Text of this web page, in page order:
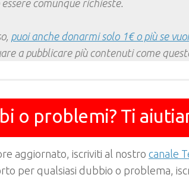
comunque richieste.
puoi anche donarmi solo 1€ o più se
a pubblicare più contenuti come
o problemi? Ti
aggiornato, iscriviti al nostro canale
per qualsiasi dubbio o problema,